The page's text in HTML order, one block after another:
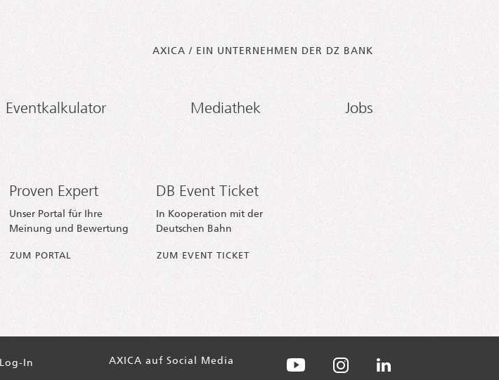
AXICA / EIN UNTERNEHMEN DER DZ BANK
Eventkalkulator Mediathek Jobs
Proven Expert
Unser Portal für Ihre
Meinung und Bewertung
ZUM PORTAL
DB Event Ticket
In Kooperation mit der
Deutschen Bahn
ZUM EVENT TICKET
Log-In AXICA auf Social Media AXICA auf Facebook
AXICA auf YouTubeAXICA auf Instagram
AXICA auf LinkedIn